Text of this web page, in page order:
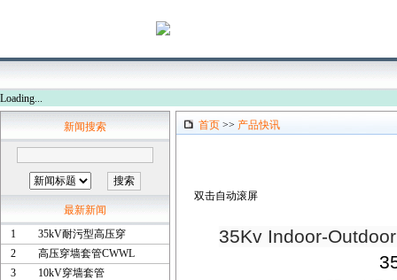
Loading...
新闻搜索
最新新闻
1
35kV耐污型高压穿
2
高压穿墙套管CWWL
3
10kV穿墙套管
首页 >> 产品快讯
双击自动滚屏
35Kv Indoor-